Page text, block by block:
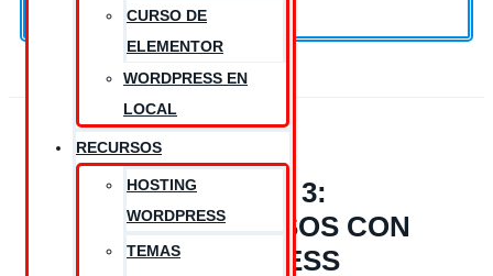
CURSO DE
ELEMENTOR
WORDPRESS EN
LOCAL
RECURSOS
HOSTING
WORDPRESS
TEMAS
MÓDULO 3:
PRIMEROS PASOS CON
WORDPRESS